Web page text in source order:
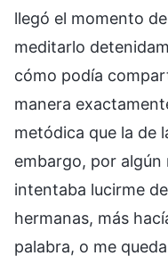
llegó el momento
meditarlo
cómo podía
manera
metódica que la de
embargo, por
intentaba lucirme
hermanas, más
palabra, o me